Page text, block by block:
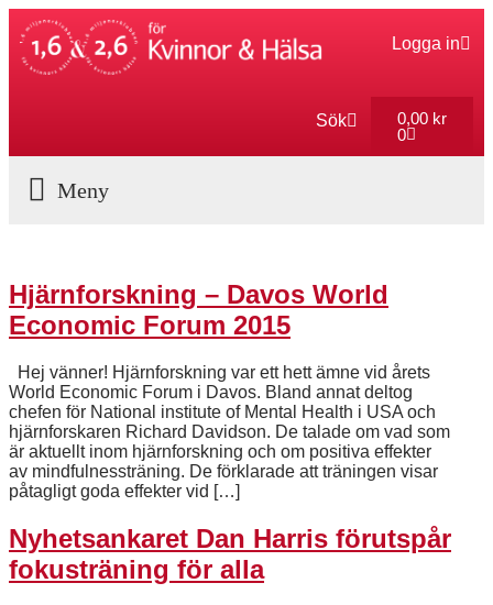
Logga in
Sök 0,00 kr
0
Hjärnforskning – Davos World
Economic Forum 2015
Hej vänner! Hjärnforskning var ett hett ämne vid årets
World Economic Forum i Davos. Bland annat deltog
chefen för National institute of Mental Health i USA och
hjärnforskaren Richard Davidson. De talade om vad som
är aktuellt inom hjärnforskning och om positiva effekter
av mindfulnessträning. De förklarade att träningen visar
påtagligt goda effekter vid […]
Nyhetsankaret Dan Harris förutspår
fokusträning för alla